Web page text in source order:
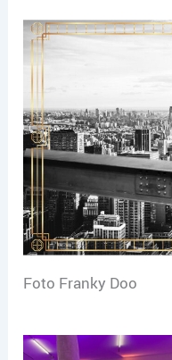
Foto Franky Doo